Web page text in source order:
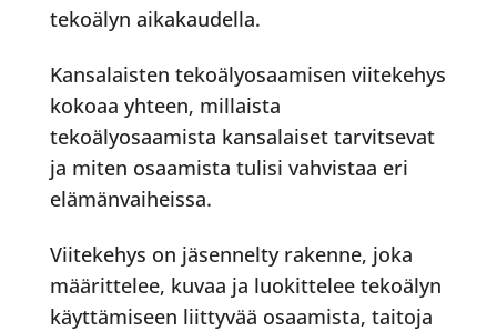
tekoälyn aikakaudella.
Kansalaisten tekoälyosaamisen viitekehys
kokoaa yhteen, millaista
tekoälyosaamista kansalaiset tarvitsevat
ja miten osaamista tulisi vahvistaa eri
elämänvaiheissa.
Viitekehys on jäsennelty rakenne, joka
määrittelee, kuvaa ja luokittelee tekoälyn
käyttämiseen liittyvää osaamista, taitoja